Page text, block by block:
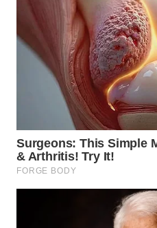
Trocar o método antigo
simples é o passo
equilibrada para você.
metodologia de alta
ao ver o seu reflexo em
que o preparo das
de orgulho. Manter as
a inteligência aplicada
Teste esse método hoje
você valoriza dicas que
resultados de impacto,
adiante para que mais